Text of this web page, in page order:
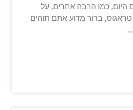
כמו הרבה אחרים, על
ברור מדוע אתם תוהים